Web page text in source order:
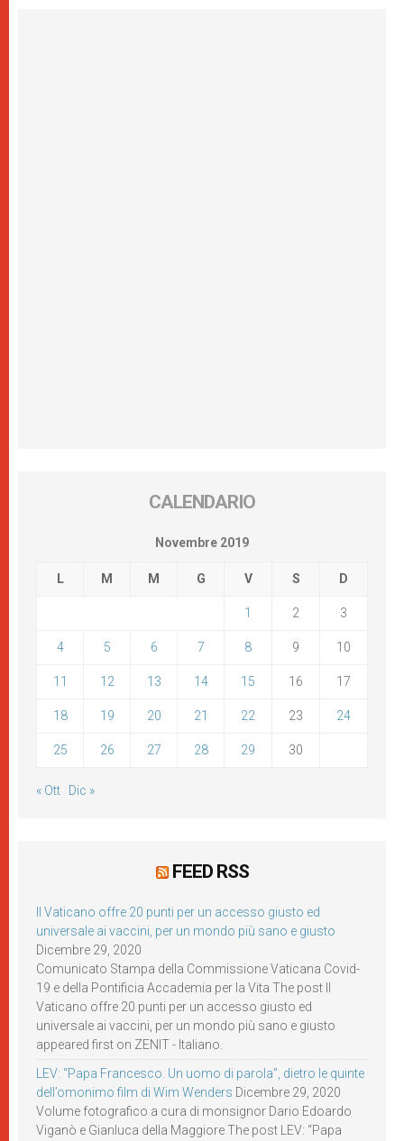
CALENDARIO
Novembre 2019
L M M G V S D
1 2 3
4 5 6 7 8 9 10
11 12 13 14 15 16 17
18 19 20 21 22 23 24
25 26 27 28 29 30
« Ott Dic »
FEED RSS
Il Vaticano offre 20 punti per un accesso giusto ed
universale ai vaccini, per un mondo più sano e giusto
Dicembre 29, 2020
Comunicato Stampa della Commissione Vaticana Covid-
19 e della Pontificia Accademia per la Vita The post Il
Vaticano offre 20 punti per un accesso giusto ed
universale ai vaccini, per un mondo più sano e giusto
appeared first on ZENIT - Italiano.
LEV: “Papa Francesco. Un uomo di parola”, dietro le quinte
dell’omonimo film di Wim Wenders Dicembre 29, 2020
Volume fotografico a cura di monsignor Dario Edoardo
Viganò e Gianluca della Maggiore The post LEV: “Papa